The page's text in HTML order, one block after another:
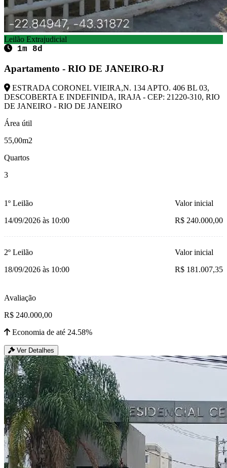
Leilão Extrajudicial
1m 8d
Apartamento - RIO DE JANEIRO-RJ
ESTRADA CORONEL VIEIRA,N. 134 APTO. 406 BL 03,
DESCOBERTA E INDEFINIDA, IRAJA - CEP: 21220-310, RIO
DE JANEIRO - RIO DE JANEIRO
Área útil
55,00m2
Quartos
3
1º Leilão
14/09/2026 às 10:00
Valor inicial
R$ 240.000,00
2º Leilão
18/09/2026 às 10:00
Valor inicial
R$ 181.007,35
Avaliação
R$ 240.000,00
Economia de até 24.58%
Ver Detalhes